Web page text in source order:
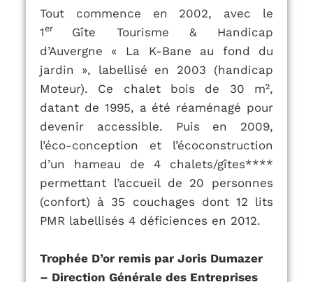
Tout commence en 2002, avec le
1er Gîte Tourisme & Handicap
d’Auvergne « La K-Bane au fond du
jardin », labellisé en 2003 (handicap
Moteur). Ce chalet bois de 30 m²,
datant de 1995, a été réaménagé pour
devenir accessible. Puis en 2009,
l’éco-conception et l’écoconstruction
d’un hameau de 4 chalets/gîtes****
permettant l’accueil de 20 personnes
(confort) à 35 couchages dont 12 lits
PMR labellisés 4 déficiences en 2012.
Trophée D’or remis par Joris Dumazer
– Direction Générale des Entreprises